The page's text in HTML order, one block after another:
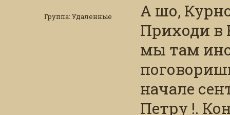
Группа: Удаленные
А шо,
Приходи в
мы там
начале
Петру !.